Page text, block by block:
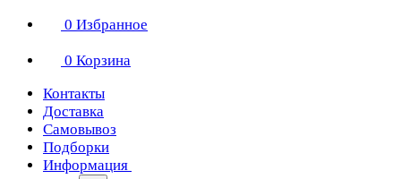
0 Избранное
0 Корзина
Контакты
Доставка
Самовывоз
Подборки
Информация